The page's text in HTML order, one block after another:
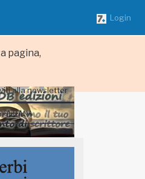
pagina,
Login
alla newsletter